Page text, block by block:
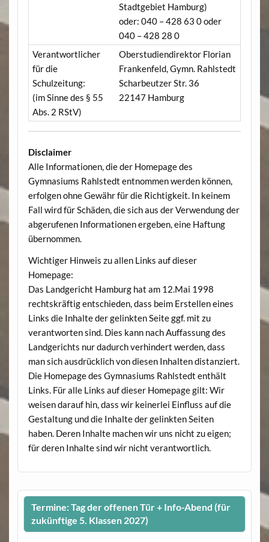
Stadtgebiet Hamburg)
oder: 040 – 428 63 0 oder
040 – 428 28 0
Verantwortlicher
für die
Schulzeitung:
(im Sinne des § 55
Abs. 2 RStV)
Oberstudiendirektor Florian
Frankenfeld, Gymn. Rahlstedt
Scharbeutzer Str. 36
22147 Hamburg
Disclaimer
Alle Informationen, die der Homepage des
Gymnasiums Rahlstedt entnommen werden können,
erfolgen ohne Gewähr für die Richtigkeit. In keinem
Fall wird für Schäden, die sich aus der Verwendung der
abgerufenen Informationen ergeben, eine Haftung
übernommen.
Wichtiger Hinweis zu allen Links auf dieser
Homepage:
Das Landgericht Hamburg hat am 12.Mai 1998
rechtskräftig entschieden, dass beim Erstellen eines
Links die Inhalte der gelinkten Seite ggf. mit zu
verantworten sind. Dies kann nach Auffassung des
Landgerichts nur dadurch verhindert werden, dass
man sich ausdrücklich von diesen Inhalten distanziert.
Die Homepage des Gymnasiums Rahlstedt enthält
Links. Für alle Links auf dieser Homepage gilt: Wir
weisen darauf hin, dass wir keinerlei Einfluss auf die
Gestaltung und die Inhalte der gelinkten Seiten
haben. Deren Inhalte machen wir uns nicht zu eigen;
für deren Inhalte sind wir nicht verantwortlich.
Termine: Tag der offenen Tür + Info-Abend (für
zukünftige 5. Klassen 2027)